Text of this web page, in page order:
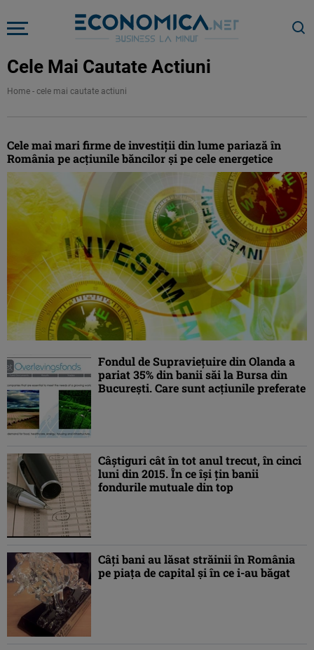
Cele Mai Cautate Actiuni
Home - cele mai cautate actiuni
Cele mai mari firme de investiţii din lume pariază în
România pe acţiunile băncilor şi pe cele energetice
Fondul de Supravieţuire din Olanda a
pariat 35% din banii săi la Bursa din
Bucureşti. Care sunt acţiunile preferate
Câştiguri cât în tot anul trecut, în cinci
luni din 2015. În ce îşi ţin banii
fondurile mutuale din top
Câţi bani au lăsat străinii în România
pe piaţa de capital şi în ce i-au băgat